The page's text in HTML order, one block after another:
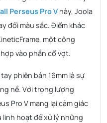
Perseus Pro V này, Joola
đổi màu sắc. Điểm khác
một công
vào phần cổ vợt.
phiên bản 16mm là sự
nề. Với trọng lượng
Pro V mang lại cảm giác
linh hoạt để xử lý những